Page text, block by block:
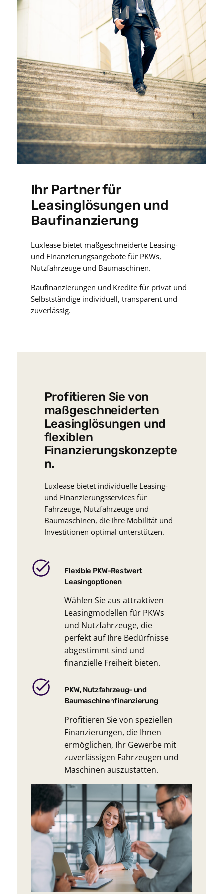
Ihr Partner für
Leasinglösungen und
Baufinanzierung
Luxlease bietet maßgeschneiderte Leasing-
und Finanzierungsangebote für PKWs,
Nutzfahrzeuge und Baumaschinen.
Baufinanzierungen und Kredite für privat und
Selbstständige individuell, transparent und
zuverlässig.
Profitieren Sie von
maßgeschneiderten
Leasinglösungen und
flexiblen
Finanzierungskonzepte
n.
Luxlease bietet individuelle Leasing-
und Finanzierungsservices für
Fahrzeuge, Nutzfahrzeuge und
Baumaschinen, die Ihre Mobilität und
Investitionen optimal unterstützen.
Flexible PKW-Restwert
Leasingoptionen
Wählen Sie aus attraktiven
Leasingmodellen für PKWs
und Nutzfahrzeuge, die
perfekt auf Ihre Bedürfnisse
abgestimmt sind und
finanzielle Freiheit bieten.
PKW, Nutzfahrzeug- und
Baumaschinenfinanzierung
Profitieren Sie von speziellen
Finanzierungen, die Ihnen
ermöglichen, Ihr Gewerbe mit
zuverlässigen Fahrzeugen und
Maschinen auszustatten.